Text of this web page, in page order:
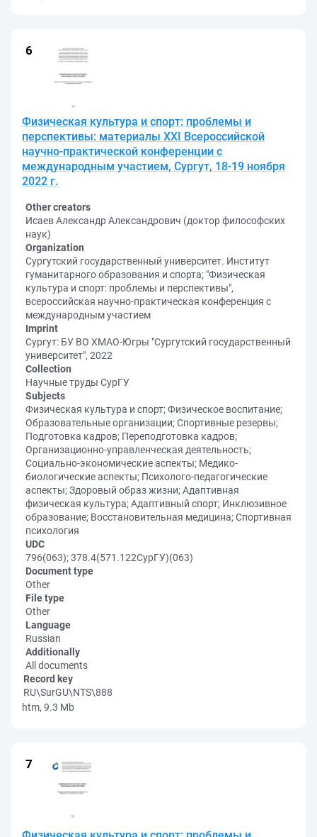
Физическая культура и спорт: проблемы и
перспективы: материалы XXI Всероссийской
научно-практической конференции с
международным участием, Сургут, 18-19 ноября
2022 г.
Other creators
Исаев Александр Александрович (доктор философских
наук)
Organization
Сургутский государственный университет. Институт
гуманитарного образования и спорта; "Физическая
культура и спорт: проблемы и перспективы",
всероссийская научно-практическая конференция с
международным участием
Imprint
Сургут: БУ ВО ХМАО-Югры "Сургутский государственный
университет", 2022
Collection
Научные труды СурГУ
Subjects
Физическая культура и спорт; Физическое воспитание;
Образовательные организации; Спортивные резервы;
Подготовка кадров; Переподготовка кадров;
Организационно-управленческая деятельность;
Социально-экономические аспекты; Медико-
биологические аспекты; Психолого-педагогические
аспекты; Здоровый образ жизни; Адаптивная
физическая культура; Адаптивный спорт; Инклюзивное
образование; Восстановительная медицина; Спортивная
психология
UDC
796(063); 378.4(571.122СурГУ)(063)
Document type
Other
File type
Other
Language
Russian
Additionally
All documents
Record key
RU\SurGU\NTS\888
htm, 9.3 Mb